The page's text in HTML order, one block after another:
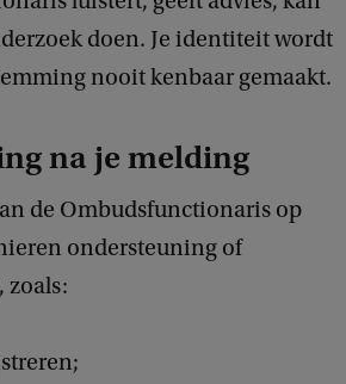
doen. Je identiteit wordt
nooit kenbaar gemaakt.
na je melding
de Ombudsfunctionaris op
ondersteuning of
zoals: